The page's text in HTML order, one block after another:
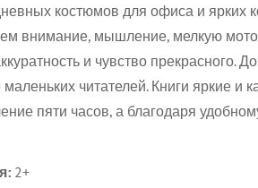
костюмов для офиса и
внимание, мышление, мелкую
и чувство
читателей. Книги яркие
пяти часов, а благодаря
2+
Are you 18